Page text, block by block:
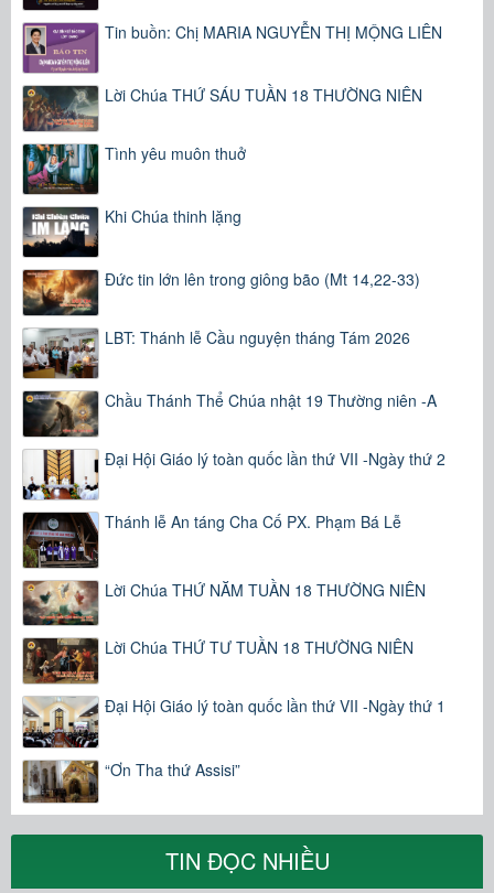
Tin buồn: Chị MARIA NGUYỄN THỊ MỘNG LIÊN
Lời Chúa THỨ SÁU TUẦN 18 THƯỜNG NIÊN
Tình yêu muôn thuở
Khi Chúa thinh lặng
Đức tin lớn lên trong giông bão (Mt 14,22-33)
LBT: Thánh lễ Cầu nguyện tháng Tám 2026
Chầu Thánh Thể Chúa nhật 19 Thường niên -A
Đại Hội Giáo lý toàn quốc lần thứ VII -Ngày thứ 2
Thánh lễ An táng Cha Cố PX. Phạm Bá Lễ
Lời Chúa THỨ NĂM TUẦN 18 THƯỜNG NIÊN
Lời Chúa THỨ TƯ TUẦN 18 THƯỜNG NIÊN
Đại Hội Giáo lý toàn quốc lần thứ VII -Ngày thứ 1
“Ơn Tha thứ Assisi”
TIN ĐỌC NHIỀU